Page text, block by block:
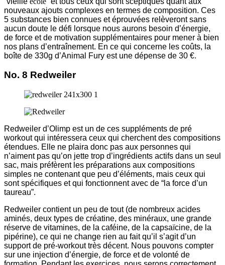
nouveaux ajouts complexes en termes de composition. Ces
5 substances bien connues et éprouvées relèveront sans
aucun doute le défi lorsque nous aurons besoin d’énergie,
de force et de motivation supplémentaires pour mener à bien
nos plans d’entraînement. En ce qui concerne les coûts, la
boîte de 330g d’Animal Fury est une dépense de 30 €.
No. 8 Redweiler
Redweiler d’Olimp est un de ces suppléments de pré
workout qui intéressera ceux qui cherchent des compositions
étendues. Elle ne plaira donc pas aux personnes qui
n’aiment pas qu’on jette trop d’ingrédients actifs dans un seul
sac, mais préfèrent les préparations aux compositions
simples ne contenant que peu d’éléments, mais ceux qui
sont spécifiques et qui fonctionnent avec de “la force d’un
taureau”.
Redweiler contient un peu de tout (de nombreux acides
aminés, deux types de créatine, des minéraux, une grande
réserve de vitamines, de la caféine, de la capsaïcine, de la
pipérine), ce qui ne change rien au fait qu’il s’agit d’un
support de pré-workout très décent. Nous pouvons compter
sur une injection d’énergie, de force et de volonté de